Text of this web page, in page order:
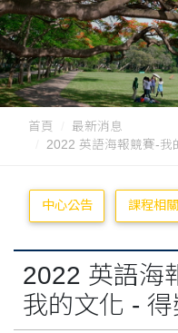
首頁
最新消息
2022 英語海報競賽-
中心公告 課程相關
2022 英語海
我的文化 -